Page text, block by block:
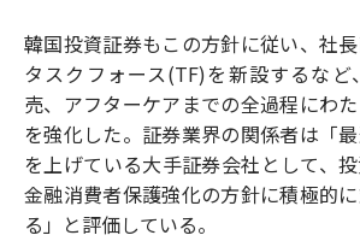
韓国投資証券もこの方針に従い、社
タスクフォース(TF)を新設するなど
売、アフターケアまでの全過程にわ
を強化した。証券業界の関係者は「
を上げている大手証券会社として、
金融消費者保護強化の方針に積極的
る」と評価している。